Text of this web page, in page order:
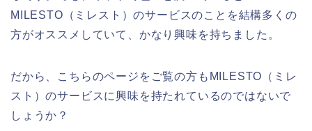
MILESTO（ミレスト）のサービスのことを結構多くの
方がオススメしていて、かなり興味を持ちました。
だから、こちらのページをご覧の方もMILESTO（ミレ
スト）のサービスに興味を持たれているのではないで
しょうか？